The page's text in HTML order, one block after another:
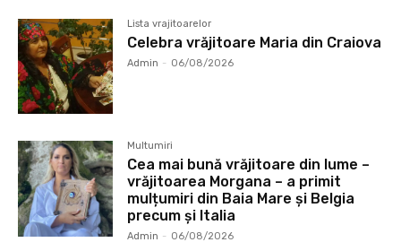
Lista vrajitoarelor
Celebra vrăjitoare Maria din Craiova
Admin - 06/08/2026
Multumiri
Cea mai bună vrăjitoare din lume –
vrăjitoarea Morgana – a primit
mulțumiri din Baia Mare și Belgia
precum și Italia
Admin - 06/08/2026